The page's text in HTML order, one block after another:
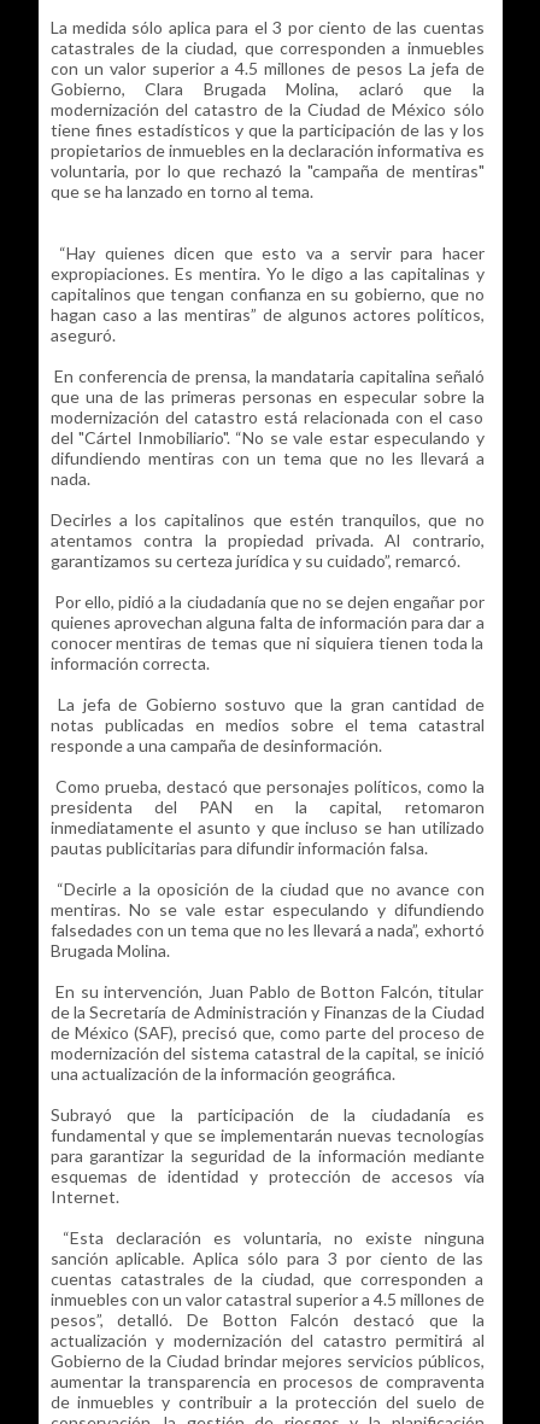
La medida sólo aplica para el 3 por ciento de las cuentas
catastrales de la ciudad, que corresponden a inmuebles
con un valor superior a 4.5 millones de pesos La jefa de
Gobierno, Clara Brugada Molina, aclaró que la
modernización del catastro de la Ciudad de México sólo
tiene fines estadísticos y que la participación de las y los
propietarios de inmuebles en la declaración informativa es
voluntaria, por lo que rechazó la "campaña de mentiras"
que se ha lanzado en torno al tema.
“Hay quienes dicen que esto va a servir para hacer
expropiaciones. Es mentira. Yo le digo a las capitalinas y
capitalinos que tengan confianza en su gobierno, que no
hagan caso a las mentiras” de algunos actores políticos,
aseguró.
En conferencia de prensa, la mandataria capitalina señaló
que una de las primeras personas en especular sobre la
modernización del catastro está relacionada con el caso
del "Cártel Inmobiliario". “No se vale estar especulando y
difundiendo mentiras con un tema que no les llevará a
nada.
Decirles a los capitalinos que estén tranquilos, que no
atentamos contra la propiedad privada. Al contrario,
garantizamos su certeza jurídica y su cuidado”, remarcó.
Por ello, pidió a la ciudadanía que no se dejen engañar por
quienes aprovechan alguna falta de información para dar a
conocer mentiras de temas que ni siquiera tienen toda la
información correcta.
La jefa de Gobierno sostuvo que la gran cantidad de
notas publicadas en medios sobre el tema catastral
responde a una campaña de desinformación.
Como prueba, destacó que personajes políticos, como la
presidenta del PAN en la capital, retomaron
inmediatamente el asunto y que incluso se han utilizado
pautas publicitarias para difundir información falsa.
“Decirle a la oposición de la ciudad que no avance con
mentiras. No se vale estar especulando y difundiendo
falsedades con un tema que no les llevará a nada”, exhortó
Brugada Molina.
En su intervención, Juan Pablo de Botton Falcón, titular
de la Secretaría de Administración y Finanzas de la Ciudad
de México (SAF), precisó que, como parte del proceso de
modernización del sistema catastral de la capital, se inició
una actualización de la información geográfica.
Subrayó que la participación de la ciudadanía es
fundamental y que se implementarán nuevas tecnologías
para garantizar la seguridad de la información mediante
esquemas de identidad y protección de accesos vía
Internet.
“Esta declaración es voluntaria, no existe ninguna
sanción aplicable. Aplica sólo para 3 por ciento de las
cuentas catastrales de la ciudad, que corresponden a
inmuebles con un valor catastral superior a 4.5 millones de
pesos”, detalló. De Botton Falcón destacó que la
actualización y modernización del catastro permitirá al
Gobierno de la Ciudad brindar mejores servicios públicos,
aumentar la transparencia en procesos de compraventa
de inmuebles y contribuir a la protección del suelo de